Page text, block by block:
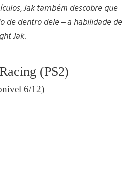
Jak também descobre que
de dentro dele – a habilidade de
Jak.
(PS2)
6/12)